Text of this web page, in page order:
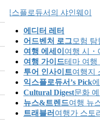
Skip
to
content
Skip
to
Navigation
익스플로듀서의 샤인웨이
에디터 레터
어드벤처 로그모험 탐
여행 에세이 여행 시・
여행 가이드테마 여행
투어 인사이트여행지
익스플로듀서’s Pick
Cultural Digest문화
뉴스&트렌드여행 뉴
트래블러 여행가 스토